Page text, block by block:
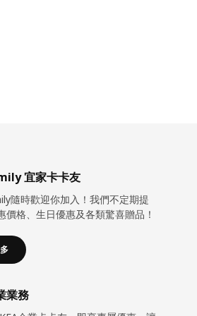
宜家卡卡友
隨時歡迎你加入！我們不定期提
價格、生日優惠及各類驚喜贈品！
業務